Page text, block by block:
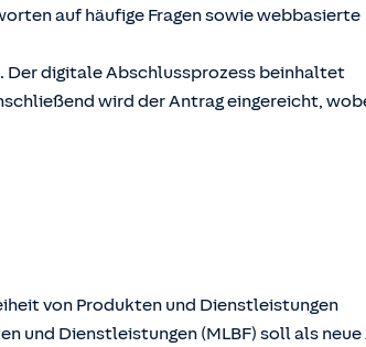
auf häufige Fragen sowie webbasierte
digitale Abschlussprozess beinhaltet
wird der Antrag eingereicht,
von Produkten und Dienstleistungen
und Dienstleistungen (MLBF) soll als